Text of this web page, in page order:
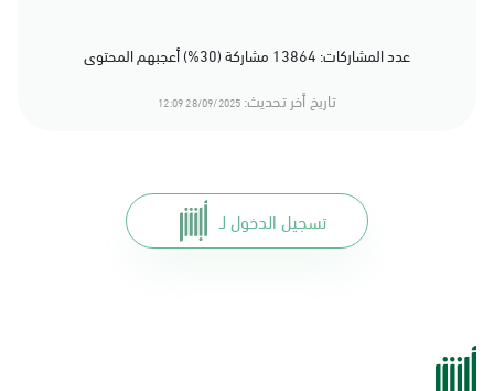
عدد المشاركات: 13864 مشاركة (30%) أعجبهم المحتوى
تاريخ أخر تحديث: 28/09/2025 12:09
تسجيل الدخول لـ